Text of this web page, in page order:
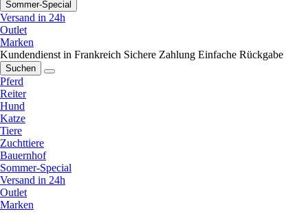
Sommer-Special
Versand in 24h
Outlet
Marken
Kundendienst in Frankreich Sichere Zahlung Einfache Rückgabe
Suchen
Pferd
Reiter
Hund
Katze
Tiere
Zuchttiere
Bauernhof
Sommer-Special
Versand in 24h
Outlet
Marken